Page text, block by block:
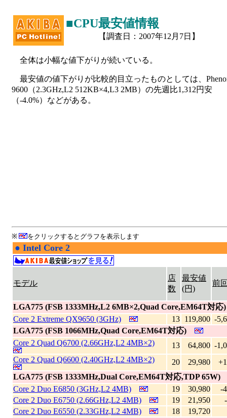
■CPU最安値情報
【調査日：2007年12月7日】
全体は小幅な値下がりが続いている。
最安値の値下がりが比較的目立ったものとしては、
9600（2.3GHz,L2 512KB×4,L3 2MB）の先週比1,312円安
（-4.0%）などがある。
※ をクリックするとグラフを表示します
● Intel Core 2
モデル
店
数
最安値
(円)
前
LGA775 (FSB 1333MHz,L2 6MB×2,Quad Core,EM64T対応)
Core 2 Extreme QX9650 (3GHz)
13 119,800 -
LGA775 (FSB 1066MHz,Quad Core,EM64T対応)
Core 2 Quad Q6700 (2.66GHz,L2 4MB×2)
13 64,800 -
Core 2 Quad Q6600 (2.40GHz,L2 4MB×2)
20 29,980
LGA775 (FSB 1333MHz,Dual Core,EM64T対応,TDP 65W)
Core 2 Duo E6850 (3GHz,L2 4MB)
19 30,980
-
Core 2 Duo E6750 (2.66GHz,L2 4MB)
19 21,950
Core 2 Duo E6550 (2.33GHz,L2 4MB)
18
19,720